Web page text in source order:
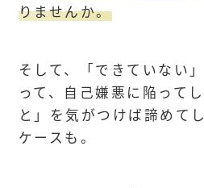
りませんか。
そして、「できていない
って、自己嫌悪に陥って
と」を気がつけば諦めて
ケースも。